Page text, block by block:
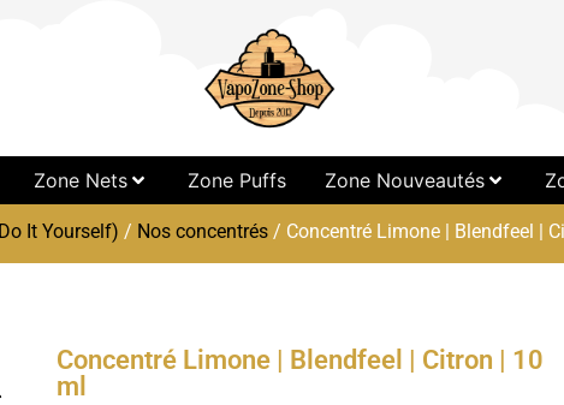
Zone Nets Zone Puffs Zone Nouveautés
It Yourself) / Nos concentrés / Concentré Limone | Blendfeel |
Concentré Limone | Blendfeel | Citron | 10
ml